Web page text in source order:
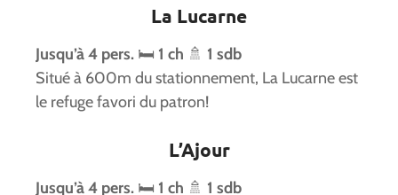
La Lucarne
Jusqu’à 4 pers. 🛏️ 1 ch 🚿 1 sdb
Situé à 600m du stationnement, La Lucarne est
le refuge favori du patron!
L’Ajour
Jusqu’à 4 pers. 🛏️ 1 ch 🚿 1 sdb